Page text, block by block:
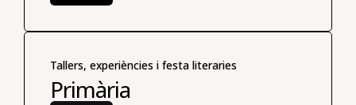
Tallers, experiències i festa literaries
Primària